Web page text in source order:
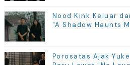
Nood Kink Keluar
"A Shadow Haunts
Porosatas Ajak